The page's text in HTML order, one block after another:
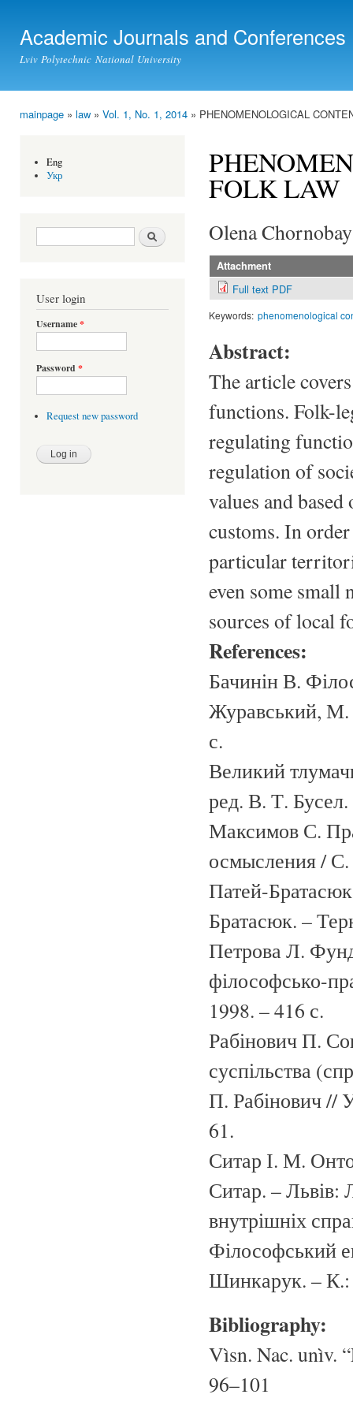
Academic Journals and Conferences
Lviv Polytechnic National University
mainpage » law » Vol. 1, No. 1, 2014 » PHENOMENOLOGICAL
Eng
Укр
Search form Search
User login
Username*
Password *
Request new password
FOLK LAW
Olena Chornobay
Attachment
Full text PDF
Keywords: phenomenological
Abstract:
The article
functions. Folk-
regulating
regulation of
values and
customs. In
particular
even some small
sources of local
References:
Бачинін В.
Журавський, М.
с.
Великий
ред. В. Т.
Максимов С.
осмысления /
Патей-
Братасюк. –
Петрова Л.
філософсько-
1998. – 416 с.
Рабінович П.
суспільства
П. Рабінович //
61.
Ситар І. М.
Ситар. – Львів:
внутрішніх
Філософський
Шинкарук. – К.:
Bibliography:
Vìsn. Nac. unìv.
96–101